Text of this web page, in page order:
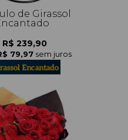
de Girassol
R$ 239,90
79,97 sem juros